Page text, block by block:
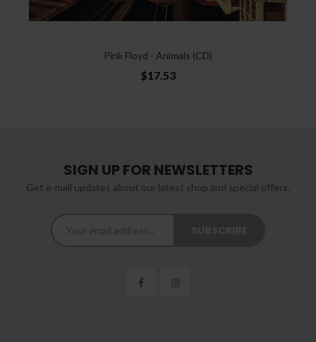
Pink Floyd - Animals (CD)
$17.53
SIGN UP FOR NEWSLETTERS
Get e-mail updates about our latest shop and special offers.